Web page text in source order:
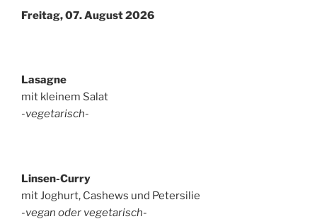
Freitag, 07. August 2026
Lasagne
mit kleinem Salat
-vegetarisch-
Linsen-Curry
mit Joghurt, Cashews und Petersilie
-vegan oder vegetarisch-